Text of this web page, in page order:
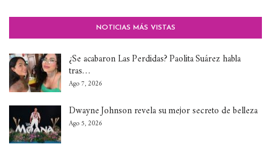
NOTICIAS MÁS VISTAS
¿Se acabaron Las Perdidas? Paolita Suárez habla
tras…
Ago 7, 2026
Dwayne Johnson revela su mejor secreto de belleza
Ago 5, 2026